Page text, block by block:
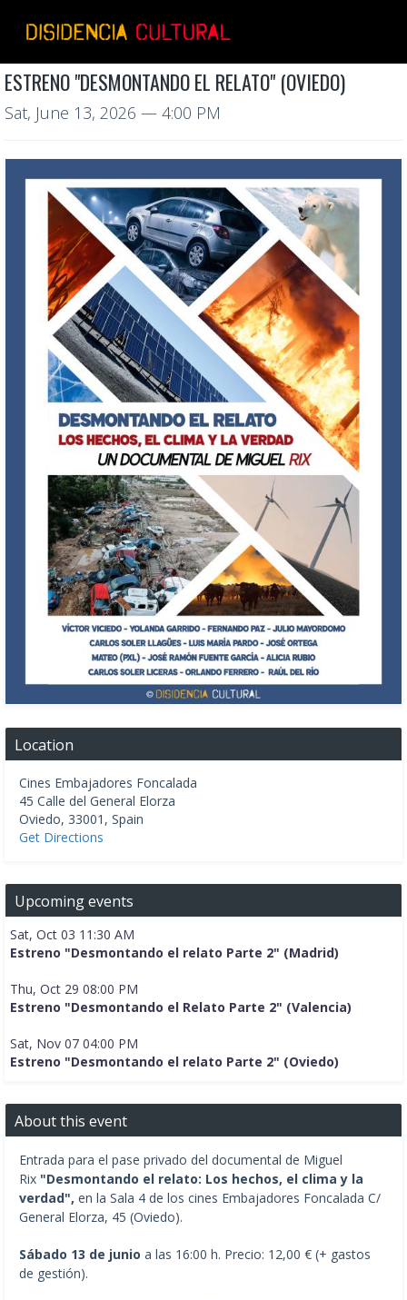
ESTRENO "DESMONTANDO EL RELATO" (OVIEDO)
Sat, June 13, 2026 — 4:00 PM
Location
Cines Embajadores Foncalada
45 Calle del General Elorza
Oviedo, 33001 , Spain
Get Directions
Upcoming events
Sat, Oct 03 11:30 AM
Estreno "Desmontando el relato Parte 2" (Madrid)
Thu, Oct 29 08:00 PM
Estreno "Desmontando el Relato Parte 2" (Valencia)
Sat, Nov 07 04:00 PM
Estreno "Desmontando el relato Parte 2" (Oviedo)
About this event
Entrada para el pase privado del documental de Miguel
Rix "Desmontando el relato: Los hechos, el clima y la
verdad", en la Sala 4 de los cines Embajadores Foncalada C/
General Elorza, 45 (Oviedo).
Sábado 13 de junio a las 16:00 h. Precio: 12,00 € (+ gastos
de gestión).